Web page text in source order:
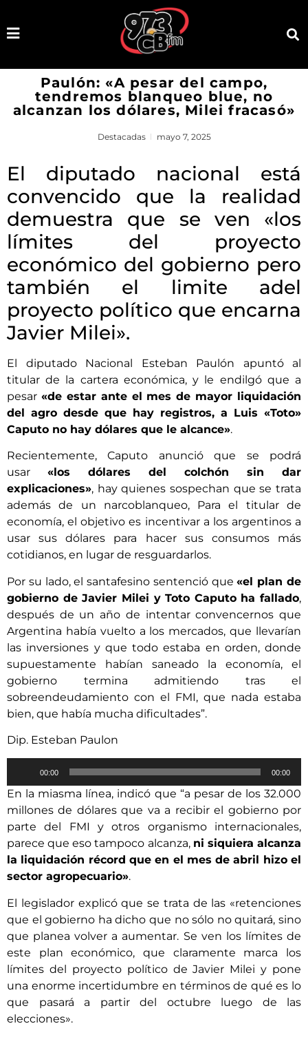
Paulón: «A pesar del campo,
tendremos blanqueo blue, no
alcanzan los dólares, Milei fracasó»
Destacadas mayo 7, 2025
El diputado nacional está
convencido que la realidad
demuestra que se ven «los
límites del proyecto
económico del gobierno pero
también el limite adel
proyecto político que encarna
Javier Milei».
El diputado Nacional Esteban Paulón apuntó al
titular de la cartera económica, y le endilgó que a
pesar «de estar ante el mes de mayor liquidación
del agro desde que hay registros, a Luis «Toto»
Caputo no hay dólares que le alcance».
Recientemente, Caputo anunció que se podrá
usar «los dólares del colchón sin dar
explicaciones», hay quienes sospechan que se trata
además de un narcoblanqueo, Para el titular de
economía, el objetivo es incentivar a los argentinos a
usar sus dólares para hacer sus consumos más
cotidianos, en lugar de resguardarlos.
Por su lado, el santafesino sentenció que«el plan de
gobierno de Javier Milei y Toto Caputo ha fallado,
después de un año de intentar convencernos que
Argentina había vuelto a los mercados, que llevarían
las inversiones y que todo estaba en orden, donde
supuestamente habían saneado la economía, el
gobierno termina admitiendo tras el
sobreendeudamiento con el FMI, que nada estaba
bien, que había mucha dificultades”.
Dip. Esteban Paulon
Reproductor
audio
00:00 00:00
En la miasma línea, indicó que “a pesar de los 32.000
millones de dólares que va a recibir el gobierno por
parte del FMI y otros organismo internacionales,
parece que eso tampoco alcanza, ni siquiera alcanza
la liquidación récord que en el mes de abril hizo el
sector agropecuario».
El legislador explicó que se trata de las «retenciones
que el gobierno ha dicho que no sólo no quitará, sino
que planea volver a aumentar. Se ven los límites de
este plan económico, que claramente marca los
límites del proyecto político de Javier Milei y pone
una enorme incertidumbre en términos de qué es lo
que pasará a partir del octubre luego de las
elecciones».